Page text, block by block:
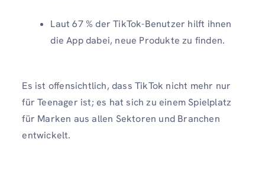
Laut 67 % der TikTok-Benutzer hilft ihnen
die App dabei, neue Produkte zu finden.
Es ist offensichtlich, dass TikTok nicht mehr nur
für Teenager ist; es hat sich zu einem Spielplatz
für Marken aus allen Sektoren und Branchen
entwickelt.